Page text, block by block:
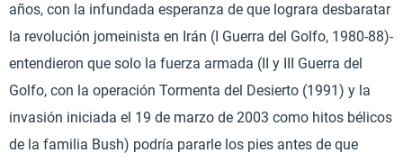
años, con la infundada esperanza de que lograra desbaratar
la revolución jomeinista en Irán (I Guerra del Golfo, 1980-88)-
entendieron que solo la fuerza armada (II y III Guerra del
Golfo, con la operación Tormenta del Desierto (1991) y la
invasión iniciada el 19 de marzo de 2003 como hitos bélicos
de la familia Bush) podría pararle los pies antes de que